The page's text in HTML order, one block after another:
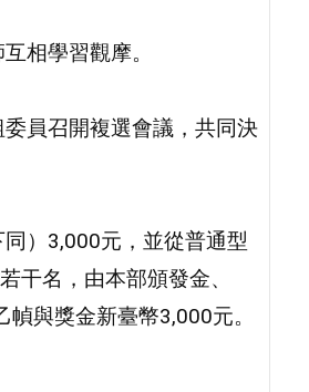
相學習觀摩。
員召開複選會議，共同決
）3,000元，並從普通型
干名，由本部頒發金、
與獎金新臺幣3,000元。